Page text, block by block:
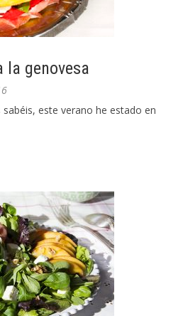
genovesa
este verano he estado en